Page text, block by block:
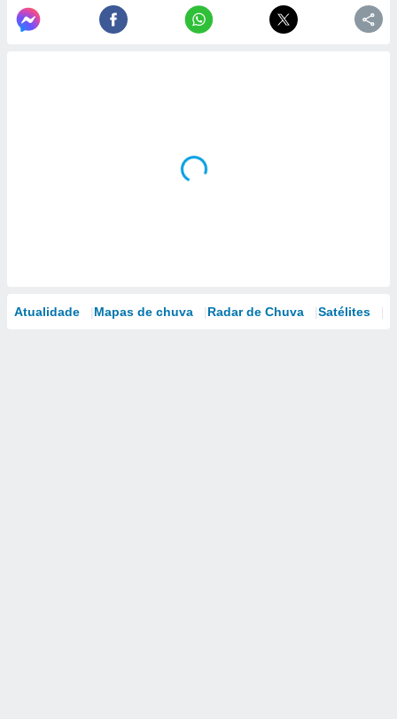
Atualidade Mapas de chuva Radar de Chuva Satélites